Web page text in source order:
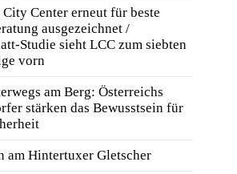
Center erneut für beste
ausgezeichnet /
Studie sieht LCC zum siebten
vorn
am Berg: Österreichs
stärken das Bewusstsein für
am Hintertuxer Gletscher